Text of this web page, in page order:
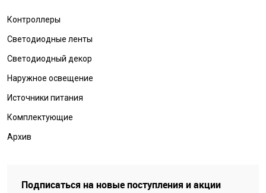
Контроллеры
Светодиодные ленты
Светодиодный декор
Наружное освещение
Источники питания
Комплектующие
Архив
Подписаться на новые поступления и акции